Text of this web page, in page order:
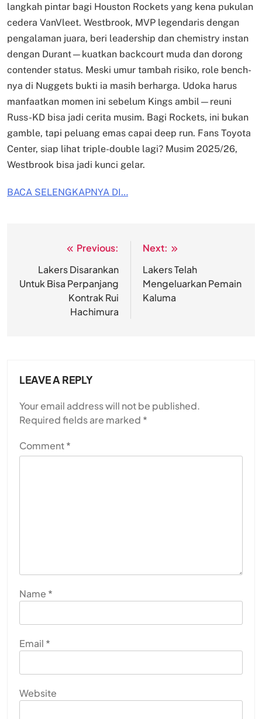
langkah pintar bagi Houston Rockets yang kena pukulan
cedera VanVleet. Westbrook, MVP legendaris dengan
pengalaman juara, beri leadership dan chemistry instan
dengan Durant—kuatkan backcourt muda dan dorong
contender status. Meski umur tambah risiko, role bench-
nya di Nuggets bukti ia masih berharga. Udoka harus
manfaatkan momen ini sebelum Kings ambil—reuni
Russ-KD bisa jadi cerita musim. Bagi Rockets, ini bukan
gamble, tapi peluang emas capai deep run. Fans Toyota
Center, siap lihat triple-double lagi? Musim 2025/26,
Westbrook bisa jadi kunci gelar.
BACA SELENGKAPNYA DI…
navigation
Previous:
Lakers Disarankan
Untuk Bisa Perpanjang
Kontrak Rui
Hachimura
Next:
Lakers Telah
Mengeluarkan Pemain
Kaluma
LEAVE A REPLY
Your email address will not be published.
Required fields are marked *
Comment*
Name *
Email *
Website